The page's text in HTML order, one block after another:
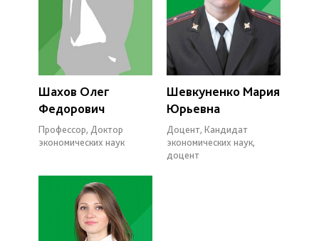
Шахов Олег
Федорович
Профессор, Доктор
экономических наук
Шевкуненко Мария
Юрьевна
Доцент, Кандидат
экономических наук,
доцент